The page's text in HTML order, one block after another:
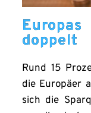
doppelt
Rund 15
die Europäer
sich die